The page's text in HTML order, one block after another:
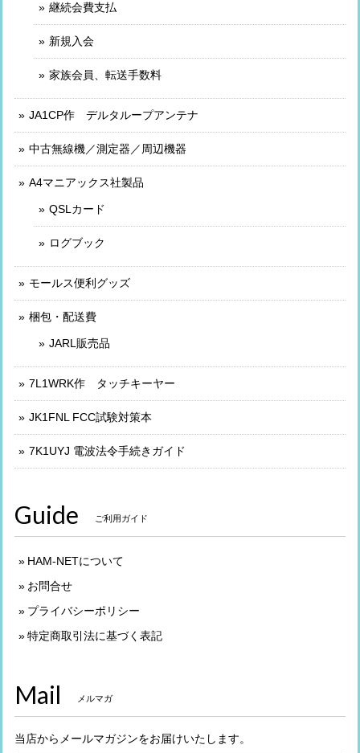
継続会費支払
新規入会
家族会員、転送手数料
JA1CP作 デルタループアンテナ
中古無線機／測定器／周辺機器
A4マニアックス社製品
QSLカード
ログブック
モールス便利グッズ
梱包・配送費
JARL販売品
7L1WRK作 タッチキーヤー
JK1FNL FCC試験対策本
7K1UYJ 電波法令手続きガイド
Guide ご利用ガイド
HAM-NETについて
お問合せ
プライバシーポリシー
特定商取引法に基づく表記
Mail メルマガ
当店からメールマガジンをお届けいたします。